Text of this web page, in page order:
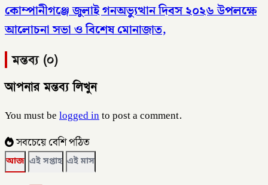
কোম্পানীগঞ্জে জুলাই গনঅভ্যুত্থান দিবস ২০২৬ উপলক্ষে
আলোচনা সভা ও বিশেষ মোনাজাত,
মন্তব্য (০)
আপনার মন্তব্য লিখুন
You must belogged into post a comment.
সবচেয়ে বেশি পঠিত
আজ এই সপ্তাহ এই মাস